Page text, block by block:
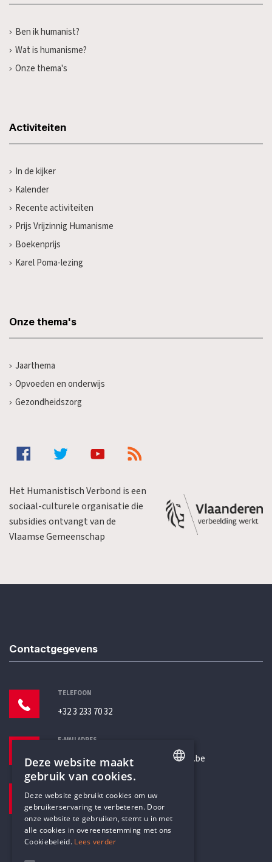
Ben ik humanist?
Wat is humanisme?
Onze thema's
Activiteiten
In de kijker
Kalender
Recente activiteiten
Prijs Vrijzinnig Humanisme
Boekenprijs
Karel Poma-lezing
Onze thema's
Jaarthema
Opvoeden en onderwijs
Gezondheidszorg
Het Humanistisch Verbond is een
sociaal-culturele organisatie die
subsidies ontvangt van de
Vlaamse Gemeenschap
Contactgegevens
TELEFOON
+32 3 233 70 32
E-MAILADRES
secretariaat@humanistischverbond.be
Pottenbrug 4
Antwerpen, 2000
DUTCH
Deze website maakt
gebruik van cookies.
Deze website gebruikt cookies om uw
gebruikerservaring te verbeteren. Door
onze website te gebruiken, stemt u in met
alle cookies in overeenstemming met ons
Cookiebeleid. Lees verder